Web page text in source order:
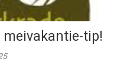
meivakantie-tip!